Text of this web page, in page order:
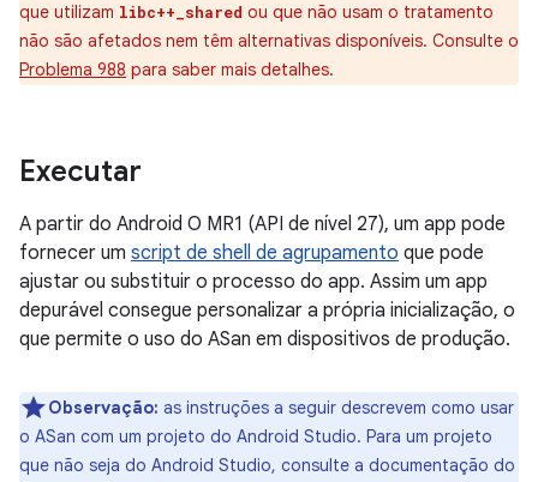
que utilizam libc++_shared ou que não usam o tratamento
não são afetados nem têm alternativas disponíveis. Consulte o
Problema 988 para saber mais detalhes.
Executar
A partir do Android O MR1 (API de nível 27), um app pode
fornecer um script de shell de agrupamento que pode
ajustar ou substituir o processo do app. Assim um app
depurável consegue personalizar a própria inicialização, o
que permite o uso do ASan em dispositivos de produção.
Observação: as instruções a seguir descrevem como usar
o ASan com um projeto do Android Studio. Para um projeto
que não seja do Android Studio, consulte a documentação do